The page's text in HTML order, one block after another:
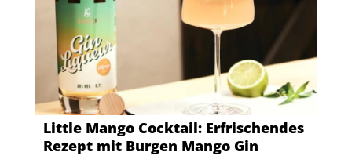
Little Mango Cocktail: Erfrischendes
Rezept mit Burgen Mango Gin